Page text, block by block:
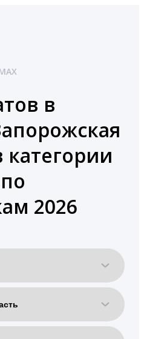
в
категории
2026